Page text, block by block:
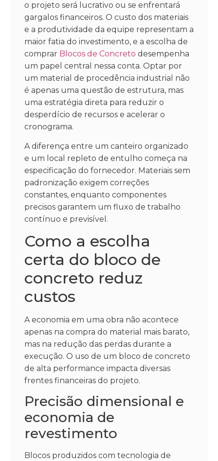
o projeto será lucrativo ou se enfrentará
gargalos financeiros. O custo dos materiais
e a produtividade da equipe representam a
maior fatia do investimento, e a escolha de
comprar Blocos de Concreto desempenha
um papel central nessa conta. Optar por
um material de procedência industrial não
é apenas uma questão de estrutura, mas
uma estratégia direta para reduzir o
desperdício de recursos e acelerar o
cronograma.
A diferença entre um canteiro organizado
e um local repleto de entulho começa na
especificação do fornecedor. Materiais sem
padronização exigem correções
constantes, enquanto componentes
precisos garantem um fluxo de trabalho
contínuo e previsível.
Como a escolha
certa do bloco de
concreto reduz
custos
A economia em uma obra não acontece
apenas na compra do material mais barato,
mas na redução das perdas durante a
execução. O uso de um bloco de concreto
de alta performance impacta diversas
frentes financeiras do projeto.
Precisão dimensional e
economia de
revestimento
Blocos produzidos com tecnologia de